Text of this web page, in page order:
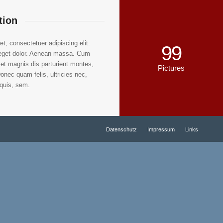
consectetuer adipiscing elit.
dolor. Aenean massa. Cum
magnis dis parturient montes,
quam felis, ultricies nec,
sem.
99
Pictures
Datenschutz Impressum Links